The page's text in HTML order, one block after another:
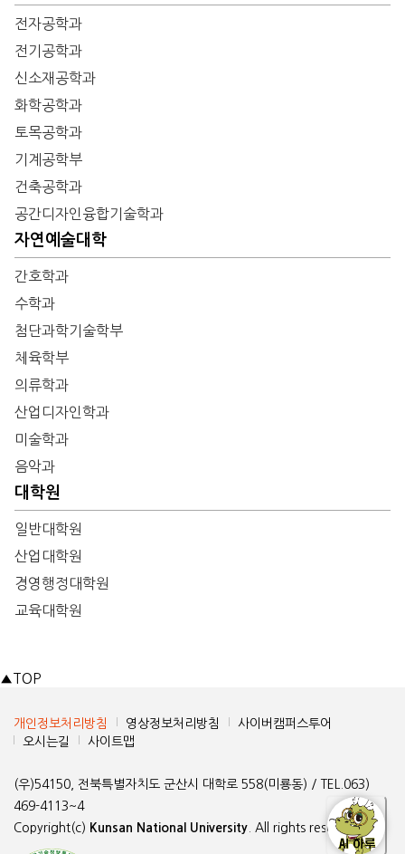
전자공학과
전기공학과
신소재공학과
화학공학과
토목공학과
기계공학부
건축공학과
공간디자인융합기술학과
자연예술대학
간호학과
수학과
첨단과학기술학부
체육학부
의류학과
산업디자인학과
미술학과
음악과
대학원
일반대학원
산업대학원
경영행정대학원
교육대학원
▲ TOP
개인정보처리방침 영상정보처리방침
사이버캠퍼스투어
오시는길
사이트맵
(우)54150, 전북특별자치도 군산시 대학로 558(미룡동) / TEL.063)
469-4113~4
Copyright(c) Kunsan National University . All rights reserved.